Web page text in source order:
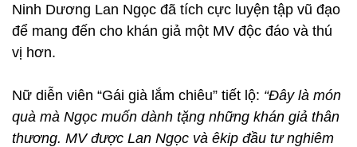
Ninh Dương Lan Ngọc đã tích cực luyện tập vũ đạo
để mang đến cho khán giả một MV độc đáo và thú
vị hơn.
Nữ diễn viên “Gái già lắm chiêu” tiết lộ: “Đây là món
quà mà Ngọc muốn dành tặng những khán giả thân
thương. MV được Lan Ngọc và êkip đầu tư nghiêm